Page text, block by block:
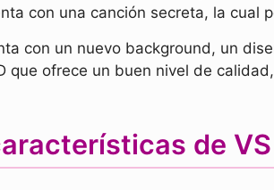
con una canción secreta, la
con un nuevo background, un
que ofrece un buen nivel de
de